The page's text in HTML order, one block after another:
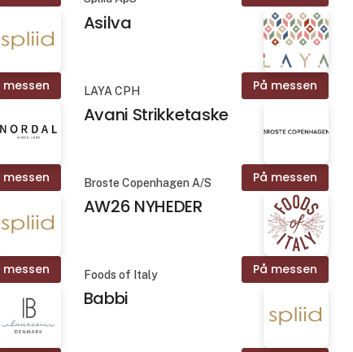
Asilva
messen På messen
LAYA CPH
Avani Strikketaske
messen På messen
Broste Copenhagen A/S
AW26 NYHEDER
messen På messen
Foods of Italy
Babbi